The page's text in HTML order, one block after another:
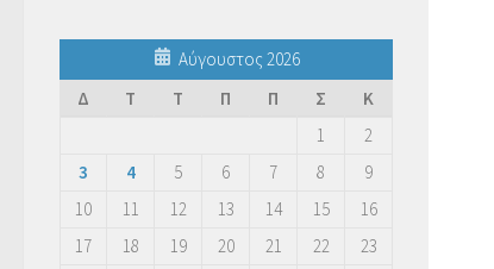
Αύγουστος 2026
Δ
Τ Τ Π Π Σ
Κ
1
2
3
4 5 6 7 8
9
10
11 12 13 14 15
16
17
18 19 20 21 22
23